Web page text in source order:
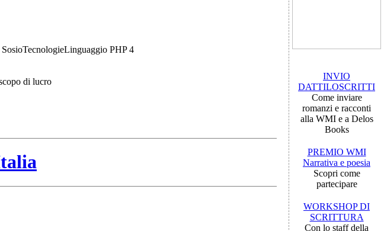
PHP 4
di lucro
INVIO
DATTILOSCRITTI
Come inviare
romanzi e racconti
alla WMI e a Delos
Books
PREMIO WMI
Narrativa e poesia
Scopri come
partecipare
WORKSHOP DI
SCRITTURA
Con lo staff della